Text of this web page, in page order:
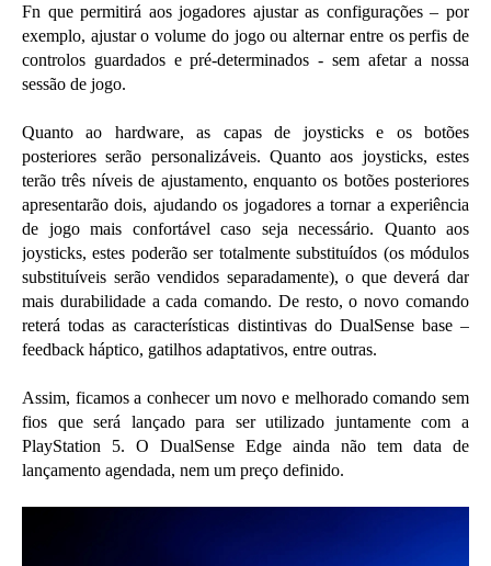
Fn que permitirá aos jogadores ajustar as configurações – por
exemplo, ajustar o volume do jogo ou alternar entre os perfis de
controlos guardados e pré-determinados - sem afetar a nossa
sessão de jogo.
Quanto ao hardware, as capas de joysticks e os botões
posteriores serão personalizáveis. Quanto aos joysticks, estes
terão três níveis de ajustamento, enquanto os botões posteriores
apresentarão dois, ajudando os jogadores a tornar a experiência
de jogo mais confortável caso seja necessário. Quanto aos
joysticks, estes poderão ser totalmente substituídos (os módulos
substituíveis serão vendidos separadamente), o que deverá dar
mais durabilidade a cada comando. De resto, o novo comando
reterá todas as características distintivas do DualSense base –
feedback háptico, gatilhos adaptativos, entre outras.
Assim, ficamos a conhecer um novo e melhorado comando sem
fios que será lançado para ser utilizado juntamente com a
PlayStation 5. O DualSense Edge ainda não tem data de
lançamento agendada, nem um preço definido.